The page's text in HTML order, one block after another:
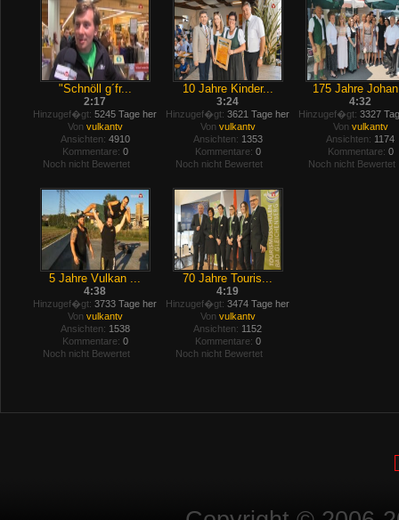
"Schnöll g´fr...
2:17
Hinzugef�gt: 5245 Tage her
Von vulkantv
Ansichten: 4910
Kommentare: 0
Noch nicht Bewertet
10 Jahre Kinder...
3:24
Hinzugef�gt: 3621 Tage her
Von vulkantv
Ansichten: 1353
Kommentare: 0
Noch nicht Bewertet
175 Jahre
4:32
Hinzugef�gt: 3327
Von vulkantv
Ansichten: 1174
Kommentare: 0
Noch nicht Bewertet
5 Jahre Vulkan ...
4:38
Hinzugef�gt: 3733 Tage her
Von vulkantv
Ansichten: 1538
Kommentare: 0
Noch nicht Bewertet
70 Jahre Touris...
4:19
Hinzugef�gt: 3474 Tage her
Von vulkantv
Ansichten: 1152
Kommentare: 0
Noch nicht Bewertet